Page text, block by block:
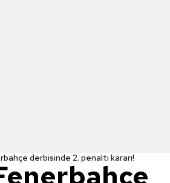
derbisinde 2. penaltı kararı!